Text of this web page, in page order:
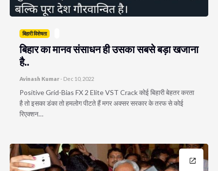
बिहारी विशेषता
बिहार का मानव संसाधन ही उसका सबसे बड़ा खजाना
है..
Avinash Kumar- Dec 10, 2022
Positive Grid-Bias FX 2 Elite VST Crack कोई बिहारी बेहतर करता
है तो इसका डंका तो हमलोग पीटते हैं मगर अक्सर सरकार के तरफ से कोई
रिएक्शन…